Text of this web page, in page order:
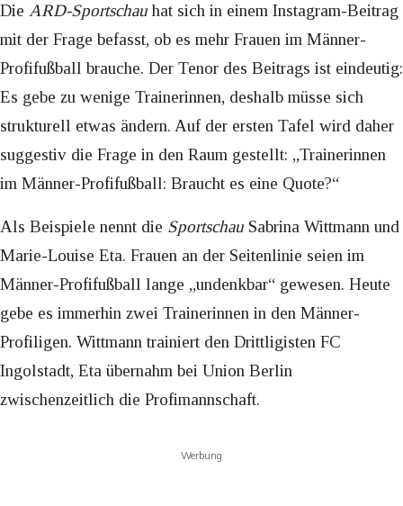
Die ARD-Sportschauhat sich in einem Instagram-Beitrag
mit der Frage befasst, ob es mehr Frauen im Männer-
Profifußball brauche. Der Tenor des Beitrags ist eindeutig:
Es gebe zu wenige Trainerinnen, deshalb müsse sich
strukturell etwas ändern. Auf der ersten Tafel wird daher
suggestiv die Frage in den Raum gestellt: „Trainerinnen
im Männer-Profifußball: Braucht es eine Quote?“
Als Beispiele nennt die SportschauSabrina Wittmann und
Marie-Louise Eta. Frauen an der Seitenlinie seien im
Männer-Profifußball lange „undenkbar“ gewesen. Heute
gebe es immerhin zwei Trainerinnen in den Männer-
Profiligen. Wittmann trainiert den Drittligisten FC
Ingolstadt, Eta übernahm bei Union Berlin
zwischenzeitlich die Profimannschaft.
Werbung